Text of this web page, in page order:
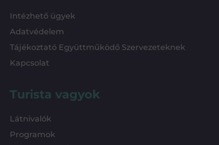
Intézhető ügyek
Adatvédelem
Tájékoztató Együttműködő Szervezeteknek
Kapcsolat
Turista vagyok
Látnivalók
Programok